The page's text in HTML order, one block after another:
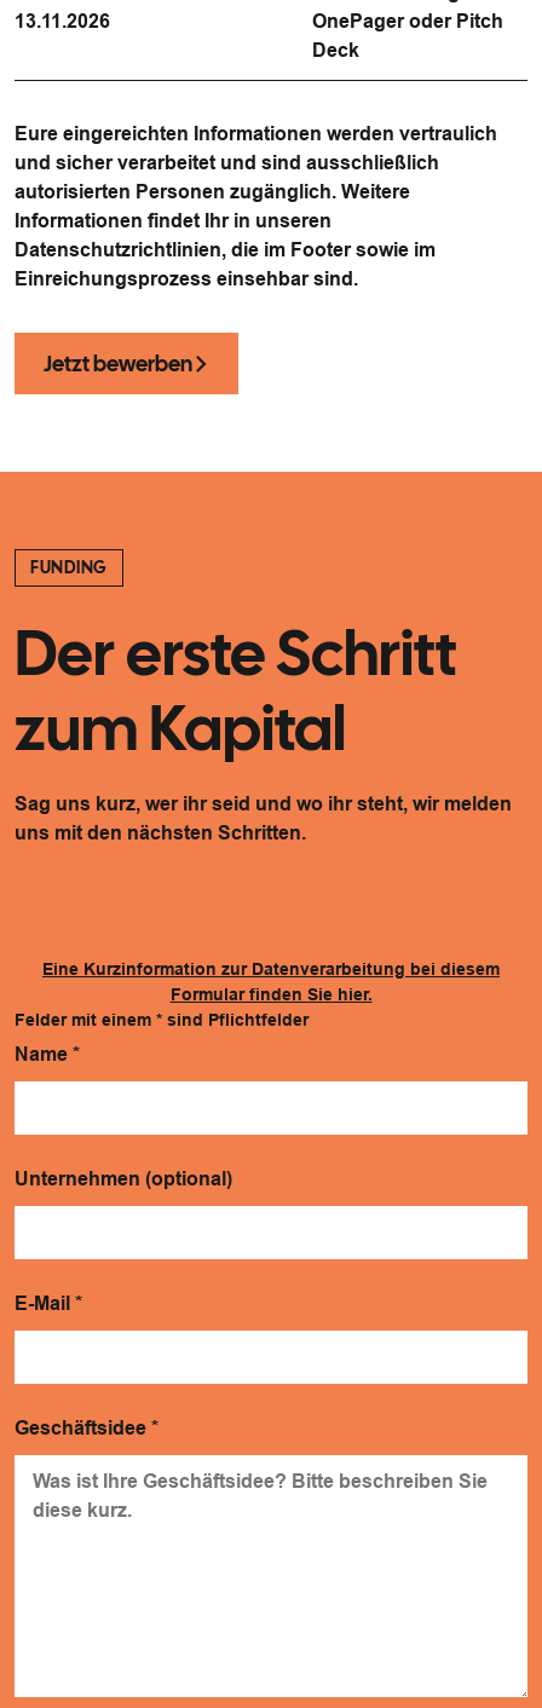
13.11.2026
OnePager oder Pitch
Deck
Eure eingereichten Informationen werden vertraulich
und sicher verarbeitet und sind ausschließlich
autorisierten Personen zugänglich. Weitere
Informationen findet Ihr in unseren
Datenschutzrichtlinien, die im Footer sowie im
Einreichungsprozess einsehbar sind.
Jetzt bewerben
FUNDING
Der erste Schritt
zum Kapital
Sag uns kurz, wer ihr seid und wo ihr steht, wir melden
uns mit den nächsten Schritten.
Eine Kurzinformation zur Datenverarbeitung bei diesem
Formular finden Sie hier.
Felder mit einem * sind Pflichtfelder
Name *
Unternehmen (optional)
E-Mail *
Geschäftsidee *